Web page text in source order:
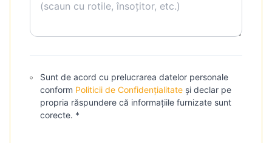
Sunt de acord cu prelucrarea datelor personale
conform Politicii de Confidențialitate și declar pe
propria răspundere că informațiile furnizate sunt
corecte. *